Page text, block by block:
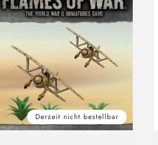
Derzeit nicht bestellbar